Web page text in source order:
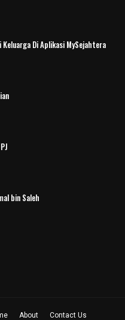
Keluarga Di Aplikasi MySejahtera
bin Saleh
About Contact Us